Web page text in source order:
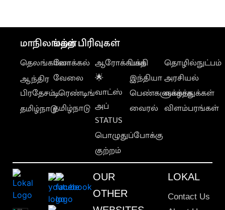
மாநிலங்கள்
தெலங்கானா
ஆந்திர
பிரதேசம்
தமிழ்நாடு
மற்ற பிரிவுகள்
லோக்கல்
வேலை
டிரெண்டிங்
தமிழ்நாடு
ஆரோக்கியம்
🌟
வாட்ஸ்
அப்
STATUS
பொழுதுப்போக்கு
குற்றம்
பக்தி
இந்தியா
பெண்களுக்காக
வைரல்
தொழில்நுட்பம்
அரசியல்
வாழ்த்துக்கள்
விளம்பரங்கள்
OUR
OTHER
LOKAL
Contact Us